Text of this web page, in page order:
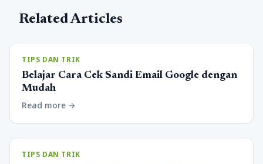
Related Articles
TIPS DAN TRIK
Belajar Cara Cek Sandi Email Google dengan
Mudah
Read more arrow_forward
TIPS DAN TRIK